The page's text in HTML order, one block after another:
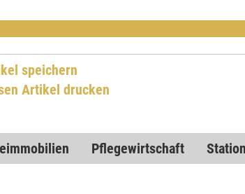
speichern
Artikel drucken
Pflegewirtschaft